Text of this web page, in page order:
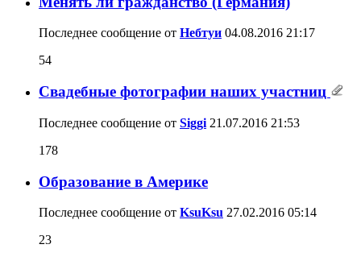
Последнее сообщение от Небтуи 04.08.2016 21:17
54
Свадебные фотографии наших участниц
Последнее сообщение от Siggi 21.07.2016 21:53
178
Образование в Америке
Последнее сообщение от KsuKsu 27.02.2016 05:14
23